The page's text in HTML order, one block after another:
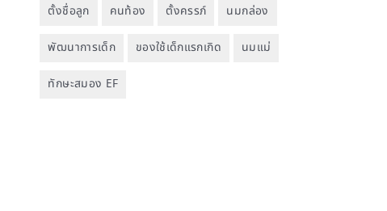
ตั้งชื่อลูก คนท้อง ตั้งครรภ์ นมกล่อง
พัฒนาการเด็ก ของใช้เด็กแรกเกิด นมแม่
ทักษะสมอง EF